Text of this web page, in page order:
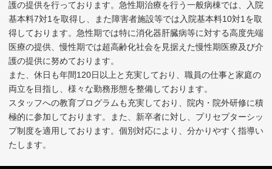
護の提供を行っております。急性期治療を行う一般病棟では、入院
基本料7対1を取得し、また障害者施設等では入院基本料10対1を取
得しております。急性期では特に消化器肝臓病等に対する高度先端
医療の提供、慢性期では超高齢化社会を見据えた慢性期医療及び介
護の提供に努めております。
また、休日も年間120日以上と充実しており、職員の仕事と家庭の
両立を目指し、様々な勤務形態を整備しております。
スタッフへの教育プログラムも充実しており、院内・院外研修に積
極的に参加しております。また、新卒者に対し、プリセプターシッ
プ制度を適用しております。個別対応により、分かりやすく指導い
たします。